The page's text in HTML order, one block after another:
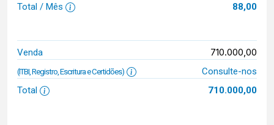
Total / Mês
88,00
Venda 710.000,00
(ITBI, Registro, Escritura e Certidões)
Consulte-nos
Total
710.000,00